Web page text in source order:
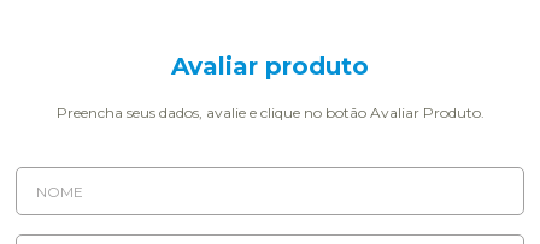
Avaliar produto
Preencha seus dados, avalie e clique no botão Avaliar Produto.